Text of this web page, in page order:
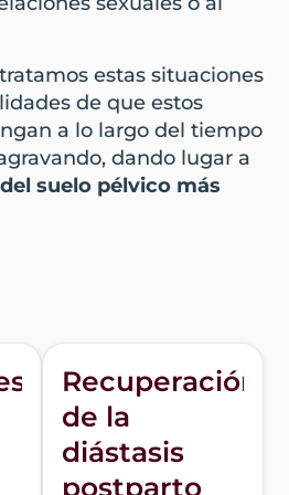
estas situaciones
de que estos
a lo largo del tiempo
dando lugar a
suelo pélvico más
Recuperación
de la
diástasis
postparto